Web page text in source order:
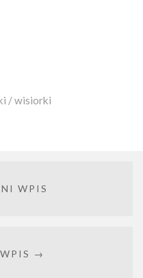
/ wisiorki
WPIS
→